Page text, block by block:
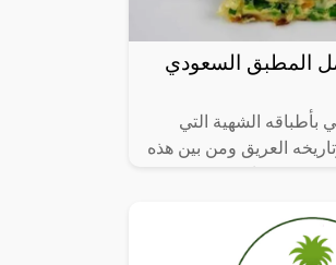
المطبق السعودي
بأطباقه الشهية التي
العريق ومن بين هذه